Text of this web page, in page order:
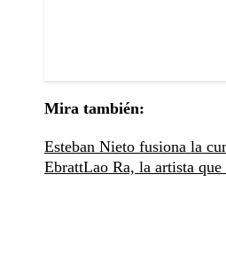
Mira también:
Esteban Nieto fusiona la
EbrattLao Ra, la artista que